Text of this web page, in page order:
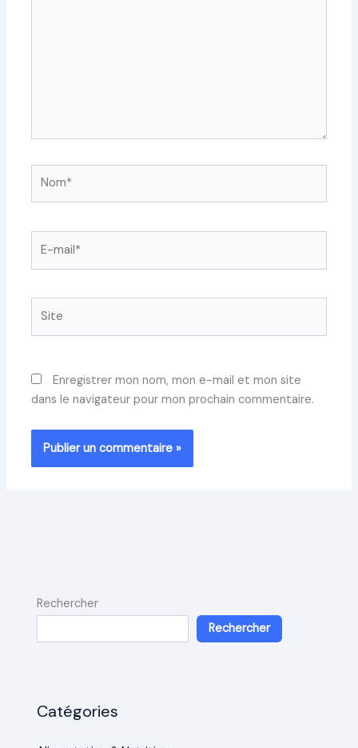
mail*
Enregistrer mon nom, mon e-mail et mon site
dans le navigateur pour mon prochain commentaire.
Rechercher
Rechercher
Catégories